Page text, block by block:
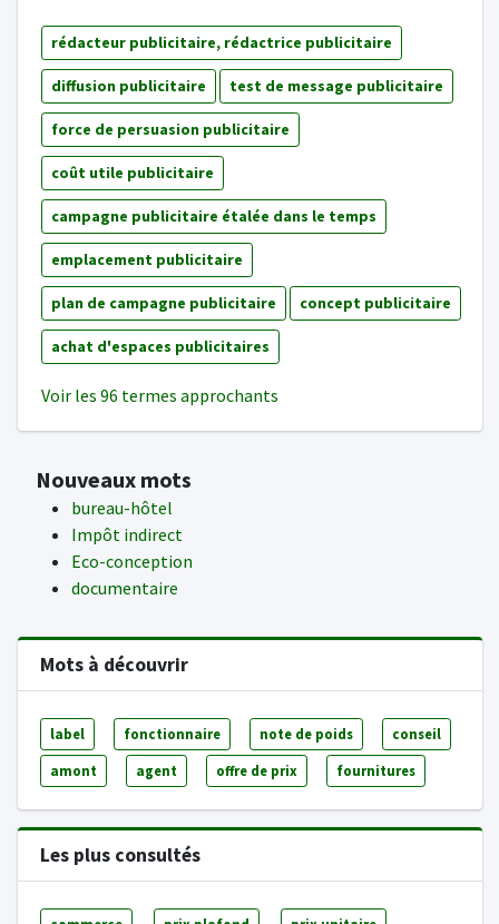
rédacteur publicitaire, rédactrice publicitaire
diffusion publicitaire test de message publicitaire
force de persuasion publicitaire
coût utile publicitaire
campagne publicitaire étalée dans le temps
emplacement publicitaire
plan de campagne publicitaire concept publicitaire
achat d'espaces publicitaires
Voir les 96 termes approchants
Nouveaux mots
bureau-hôtel
Impôt indirect
Eco-conception
documentaire
Mots à découvrir
label fonctionnaire note de poids conseil
amont agent offre de prix fournitures
Les plus consultés